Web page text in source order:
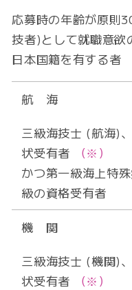
応募時の年齢が原則
技者)として就職意欲
日本国籍を有する者
航 海
三級海技士 (航海)
状受有者
（※）
かつ第一級海上特
級の資格受有者
機 関
三級海技士 (機関)
状受有者
（※）